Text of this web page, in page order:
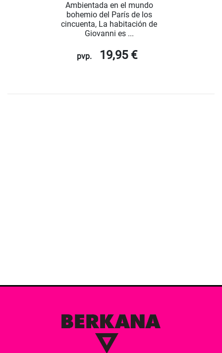
Ambientada en el mundo
bohemio del París de los
cincuenta, La habitación de
Giovanni es ...
pvp. 19,95 €